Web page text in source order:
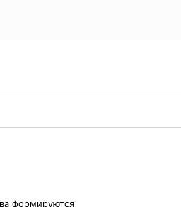
формируются